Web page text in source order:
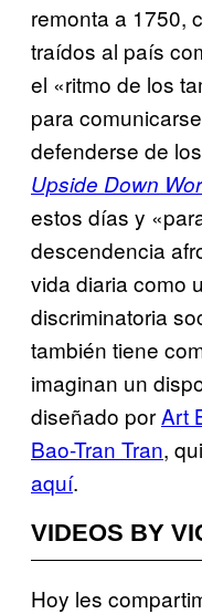
remonta a 1750,
traídos al país
el «ritmo de los
para
defenderse de
Upside Down
estos días y
descendencia
vida diaria como
discriminatoria
también tiene
imaginan un
diseñado porArt
Bao-Tran Tran,
aquí.
VIDEOS BY
Hoy les